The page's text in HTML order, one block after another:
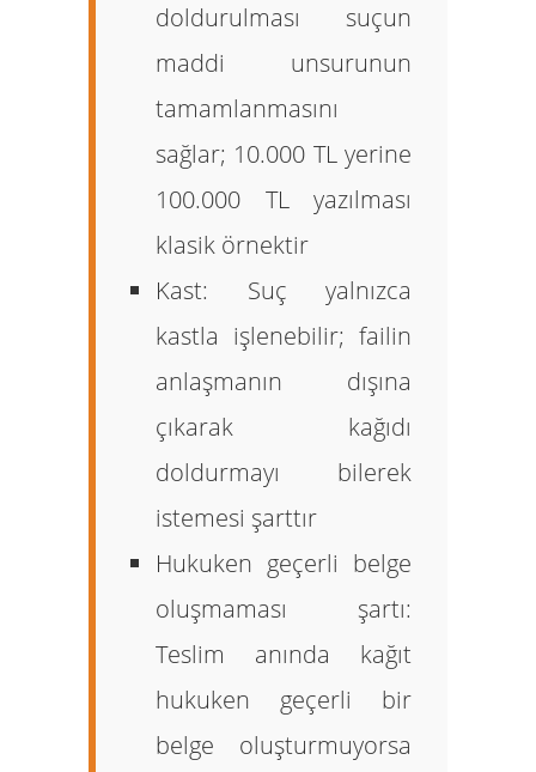
doldurulması suçun
maddi unsurunun
tamamlanmasını
sağlar; 10.000 TL yerine
100.000 TL yazılması
klasik örnektir
Kast: Suç yalnızca
kastla işlenebilir; failin
anlaşmanın dışına
çıkarak kağıdı
doldurmayı bilerek
istemesi şarttır
Hukuken geçerli belge
oluşmaması şartı:
Teslim anında kağıt
hukuken geçerli bir
belge oluşturmuyorsa